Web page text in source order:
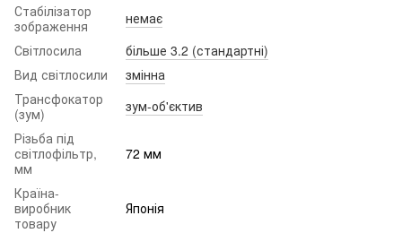
Стабілізатор
зображення
немає
Світлосила
більше 3.2 (стандартні)
Вид світлосили
змінна
Трансфокатор
(зум)
зум-об'єктив
Різьба під
світлофільтр,
мм
72 мм
Країна-
виробник
товару
Японія